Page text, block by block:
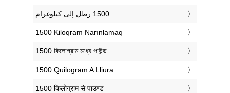
‎1500 Kiloqram Narınlamaq
‎1500 কিলোগ্রাম মধ্যে পাউন্ড
‎1500 Quilogram A Lliura
‎1500 किलोग्राम से पाउण्ड